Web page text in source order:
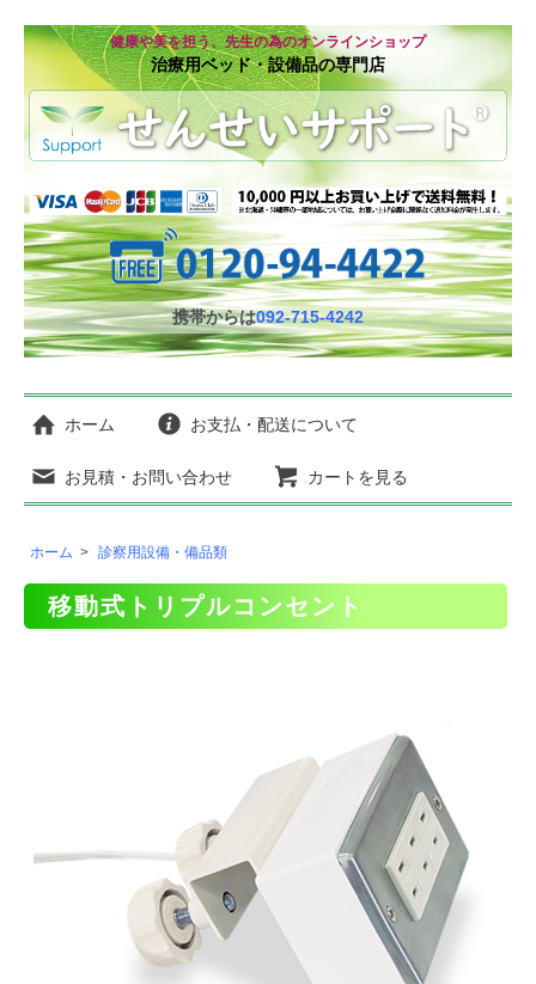
健康や美を担う、先生の為のオンラインショップ
治療用ベッド・設備品の専門店
携帯からは092-715-4242
ホーム お支払・配送について
お見積・お問い合わせ カートを見る
ホーム > 診察用設備・備品類
移動式トリプルコンセント